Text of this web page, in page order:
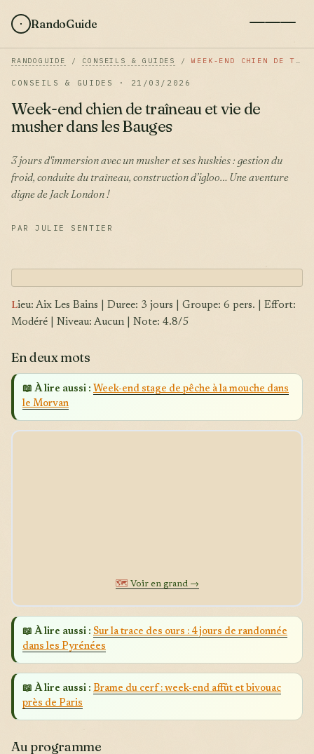
RandoGuide
RANDOGUIDE / CONSEILS & GUIDES /WEEK-END CHIEN DE TRAÎNEAU ET VIE DE MUSHER DANS LES BAUGES
CONSEILS & GUIDES · 21/03/2026
Week-end chien de traîneau et vie de
musher dans les Bauges
3 jours d'immersion avec un musher et ses huskies : gestion du
froid, conduite du traîneau, construction d’igloo… Une aventure
digne de Jack London !
PAR JULIE SENTIER
Lieu: Aix Les Bains | Duree: 3 jours | Groupe: 6 pers. | Effort:
Modéré | Niveau: Aucun | Note: 4.8/5
En deux mots
📖 À lire aussi : Week-end stage de pêche à la mouche dans
le Morvan
🗺️ Voir en grand →
📖 À lire aussi : Sur la trace des ours : 4 jours de randonnée
dans les Pyrénées
📖 À lire aussi : Brame du cerf : week-end affût et bivouac
près de Paris
Au programme